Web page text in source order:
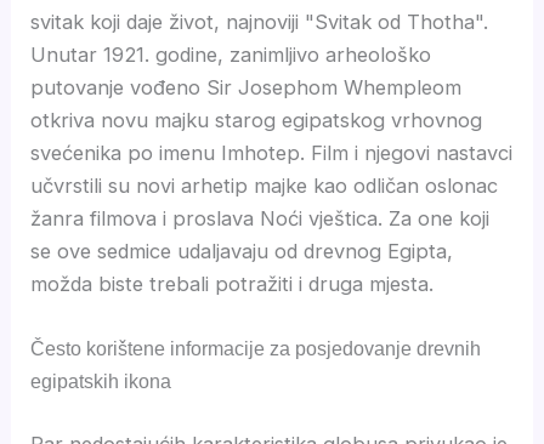
svitak koji daje život, najnoviji "Svitak od Thotha".
Unutar 1921. godine, zanimljivo arheološko
putovanje vođeno Sir Josephom Whempleom
otkriva novu majku starog egipatskog vrhovnog
svećenika po imenu Imhotep. Film i njegovi nastavci
učvrstili su novi arhetip majke kao odličan oslonac
žanra filmova i proslava Noći vještica. Za one koji
se ove sedmice udaljavaju od drevnog Egipta,
možda biste trebali potražiti i druga mjesta.
Često korištene informacije za posjedovanje drevnih
egipatskih ikona